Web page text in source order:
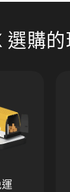
選購的